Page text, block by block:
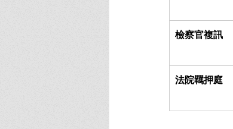
檢察官複訊
法院羈押庭